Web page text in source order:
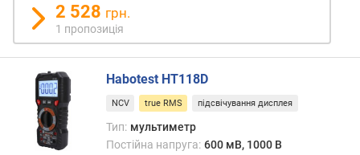
О
м
)
о
п
і
р
2 528 грн.
1 пропозиція
Habotest HT118D
NCV true RMS підсвічування дисплея
Тип: мультиметр
Постійна напруга: 600 мВ, 1000 В